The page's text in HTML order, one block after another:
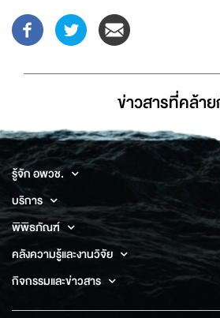
ข่าวสารที่่คล้า
รู้จัก อพวช.
บริการ
พิพิธภัณฑ์
คลังความรู้และงานวิจัย
กิจกรรมและข่าวสาร